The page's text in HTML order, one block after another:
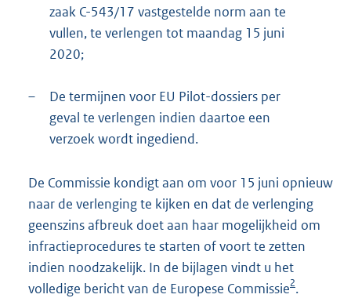
zaak C-543/17 vastgestelde norm aan te
vullen, te verlengen tot maandag 15 juni
2020;
–
De termijnen voor EU Pilot-dossiers per
geval te verlengen indien daartoe een
verzoek wordt ingediend.
De Commissie kondigt aan om voor 15 juni opnieuw
naar de verlenging te kijken en dat de verlenging
geenszins afbreuk doet aan haar mogelijkheid om
infractieprocedures te starten of voort te zetten
indien noodzakelijk. In de bijlagen vindt u het
volledige bericht van de Europese Commissie2.